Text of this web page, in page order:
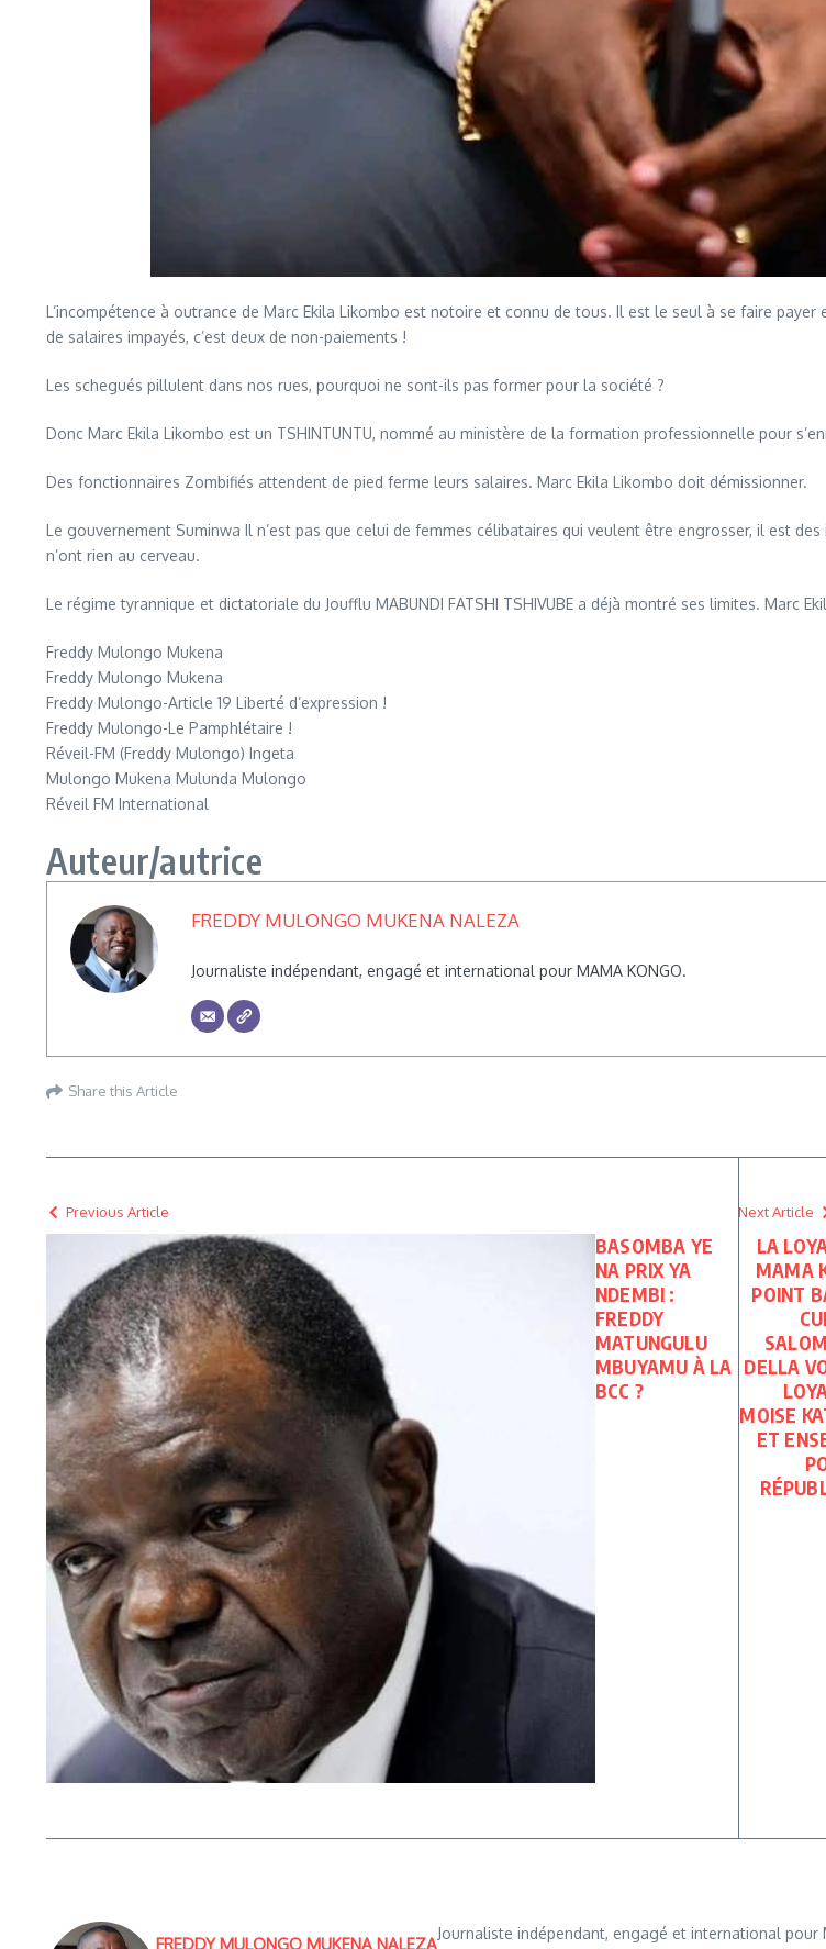
L’incompétence à outrance de Marc Ekila Likombo est notoire et connu de tous. Il est le seul à se faire
de salaires impayés, c’est deux de non-paiements !
Les schegués pillulent dans nos rues, pourquoi ne sont-ils pas former pour la société ?
Donc Marc Ekila Likombo est un TSHINTUNTU, nommé au ministère de la formation professionnelle pour
Des fonctionnaires Zombifiés attendent de pied ferme leurs salaires. Marc Ekila Likombo doit démissionner.
Le gouvernement Suminwa Il n’est pas que celui de femmes célibataires qui veulent être engrosser, il est
n’ont rien au cerveau.
Le régime tyrannique et dictatoriale du Joufflu MABUNDI FATSHI TSHIVUBE a déjà montré ses limites. Marc
Freddy Mulongo Mukena
Freddy Mulongo Mukena
Freddy Mulongo-Article 19 Liberté d’expression !
Freddy Mulongo-Le Pamphlétaire !
Réveil-FM (Freddy Mulongo) Ingeta
Mulongo Mukena Mulunda Mulongo
Réveil FM International
Auteur/autrice
FREDDY MULONGO MUKENA NALEZA
Journaliste indépendant, engagé et international pour MAMA KONGO.
Share this Article
Previous Article
BASOMBA YE
NA PRIX YA
NDEMBI :
FREDDY
MATUNGULU
MBUYAMU À LA
BCC ?
Next Article
LA
MAMA
POINT
DELLA
MOISE
ET
FREDDY MULONGO MUKENA NALEZA
Journaliste indépendant, engagé et international pour